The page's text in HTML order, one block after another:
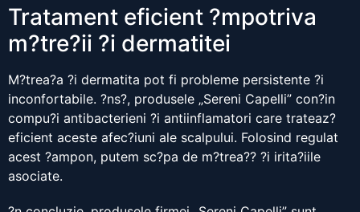
Tratament eficient ?mpotriva
m?tre?ii ?i dermatitei
M?trea?a ?i dermatita pot fi probleme persistente ?i
inconfortabile. ?ns?, produsele „Sereni Capelli” con?in
compu?i antibacterieni ?i antiinflamatori care trateaz?
eficient aceste afec?iuni ale scalpului. Folosind regulat
acest ?ampon, putem sc?pa de m?trea?? ?i irita?iile
asociate.